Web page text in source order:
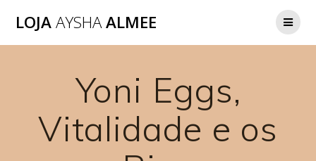
LOJAAYSHAALMEE
Yoni Eggs,
Vitalidade e os